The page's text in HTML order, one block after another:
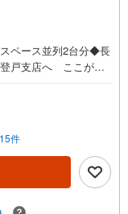
ペース並列2台分◆長
登戸支店へ ここが
使いやすい広々とし
お気軽にご覧くださ
で!!併せて 『 住宅
相談ください!!～土
す～
件